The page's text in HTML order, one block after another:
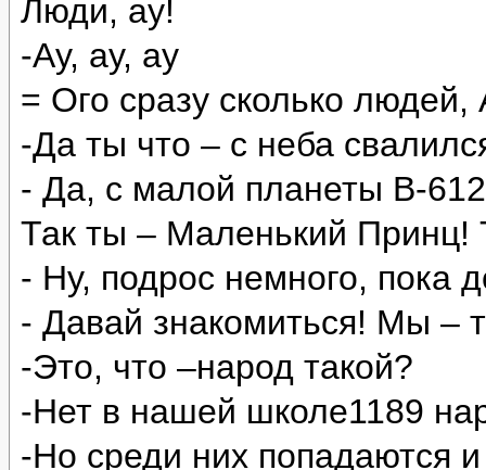
Люди, ау!
-Ау, ау, ау
= Ого сразу сколько людей,
-Да ты что – с неба
- Да, с малой планеты В-612
Так ты – Маленький Принц!
- Ну, подрос немного, пока
- Давай знакомиться! Мы –
-Это, что –народ такой?
-Нет в нашей школе1189
-Но среди них попадаются